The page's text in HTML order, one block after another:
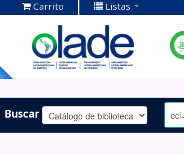
Carrito Listas
Buscar